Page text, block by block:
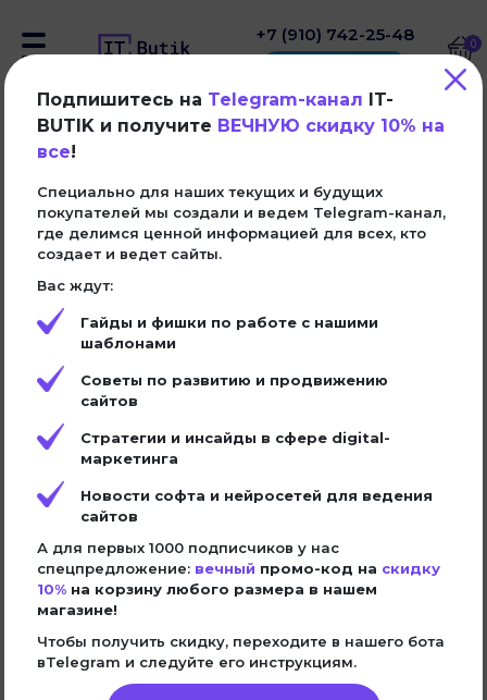
Сайты
Интернет-магазины
Блоки
На заказ
Инструкции
Контакты
support@it-butik.ru
+7 (910) 742-25-48 0
Блок информации о сотрудниках
в нише: Digital-студия
CMS:
498 ₽
Установка в Tilda под ключ 2900 ₽
Купить
Нужен счет для юр.лица?
support@it-butik.ruили у нашейподдержки в Telegram
Подпишитесь на Telegram-канал IT-
BUTIK и получите ВЕЧНУЮ скидку 10% на
все!
Специально для наших текущих и будущих
покупателей мы создали и ведем Telegram-канал,
где делимся ценной информацией для всех, кто
создает и ведет сайты.
Вас ждут:
Гайды и фишки по работе с нашими
шаблонами
Советы по развитию и продвижению
сайтов
Стратегии и инсайды в сфере digital-
маркетинга
Новости софта и нейросетей для ведения
сайтов
А для первых 1000 подписчиков у нас
спецпредложение: вечный промо-код на скидку
10% на корзину любого размера в нашем
магазине!
Чтобы получить скидку, переходите в нашего бота
вTelegram и следуйте его инструкциям.